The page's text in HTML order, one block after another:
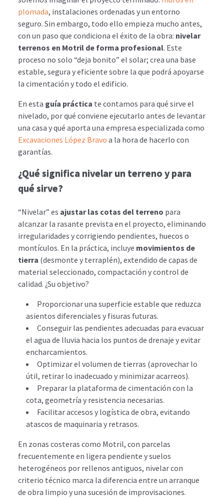
plomada, instalaciones ordenadas y un entorno
seguro. Sin embargo, todo ello empieza mucho antes,
con un paso que condiciona el éxito de la obra: nivelar
terrenos en Motril de forma profesional. Este
proceso no solo “deja bonito” el solar; crea una base
estable, segura y eficiente sobre la que podrá apoyarse
la cimentación y todo el edificio.
En esta guía práctica te contamos para qué sirve el
nivelado, por qué conviene ejecutarlo antes de levantar
una casa y qué aporta una empresa especializada como
Excavaciones López Bravo a la hora de hacerlo con
garantías.
¿Qué significa nivelar un terreno y para
qué sirve?
“Nivelar” es ajustar las cotas del terreno para
alcanzar la rasante prevista en el proyecto, eliminando
irregularidades y corrigiendo pendientes, huecos o
montículos. En la práctica, incluye movimientos de
tierra (desmonte y terraplén), extendido de capas de
material seleccionado, compactación y control de
calidad. ¿Su objetivo?
Proporcionar una superficie estable que reduzca
asientos diferenciales y fisuras futuras.
Conseguir las pendientes adecuadas para evacuar
el agua de lluvia hacia los puntos de drenaje y evitar
encharcamientos.
Optimizar el volumen de tierras (aprovechar lo
útil, retirar lo inadecuado y minimizar acarreos).
Preparar la plataforma de cimentación con la
cota, geometría y resistencia necesarias.
Facilitar accesos y logística de obra, evitando
atascos de maquinaria y retrasos.
En zonas costeras como Motril, con parcelas
frecuentemente en ligera pendiente y suelos
heterogéneos por rellenos antiguos, nivelar con
criterio técnico marca la diferencia entre un arranque
de obra limpio y una sucesión de improvisaciones.